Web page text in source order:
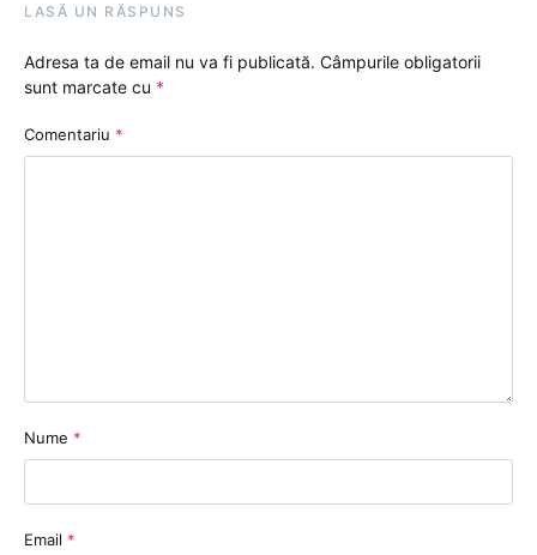
LASĂ UN RĂSPUNS
Adresa ta de email nu va fi publicată. Câmpurile obligatorii
sunt marcate cu *
Comentariu *
Nume *
Email *